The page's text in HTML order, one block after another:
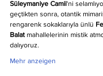
Süleymaniye Camii'ni
geçtikten sonra, otantik
rengarenk sokaklarıyla ünlü
Balat mahallelerinin mistik
dalıyoruz.
Mehr anzeigen